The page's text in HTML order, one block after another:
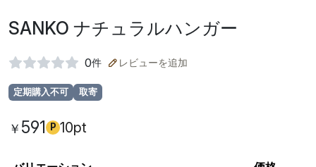
SANKO ナチュラルハンガー
0件 レビューを追加
定期購入不可 取寄
￥ 591 P 10pt